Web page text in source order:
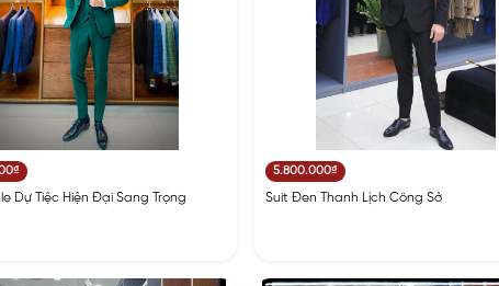
Dự Tiệc Hiện Đại Sang Trọng
5.800.000₫
Suit Đen Thanh Lịch Công Sở